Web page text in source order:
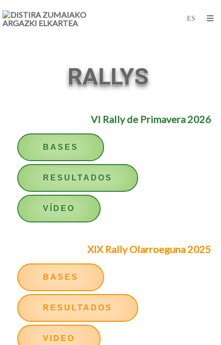
RALLYS
VI Rally de Primavera 2026
BASES
RESULTADOS
VÍDEO
XIX Rally Olarroeguna 2025
BASES
RESULTADOS
VIDEO